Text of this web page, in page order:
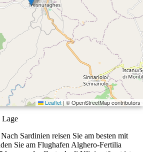
Leaflet | © OpenStreetMap contributors
Lage
Sardinien reisen Sie am besten mit
Sie am Flughafen Alghero-Fertilia